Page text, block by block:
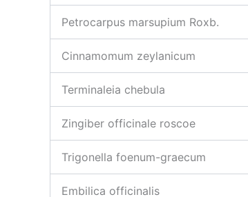
Petrocarpus marsupium Roxb.
Cinnamomum zeylanicum
Terminaleia chebula
Zingiber officinale roscoe
Trigonella foenum-graecum
Embilica officinalis